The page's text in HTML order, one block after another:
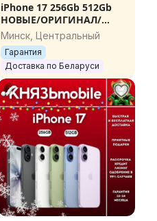
iPhone 17 256Gb 512Gb
НОВЫЕ/ОРИГИНАЛ/
ГАРАНТИЯ/ПОДАРКИ
Минск, Центральный
Гарантия
Доставка по Беларуси